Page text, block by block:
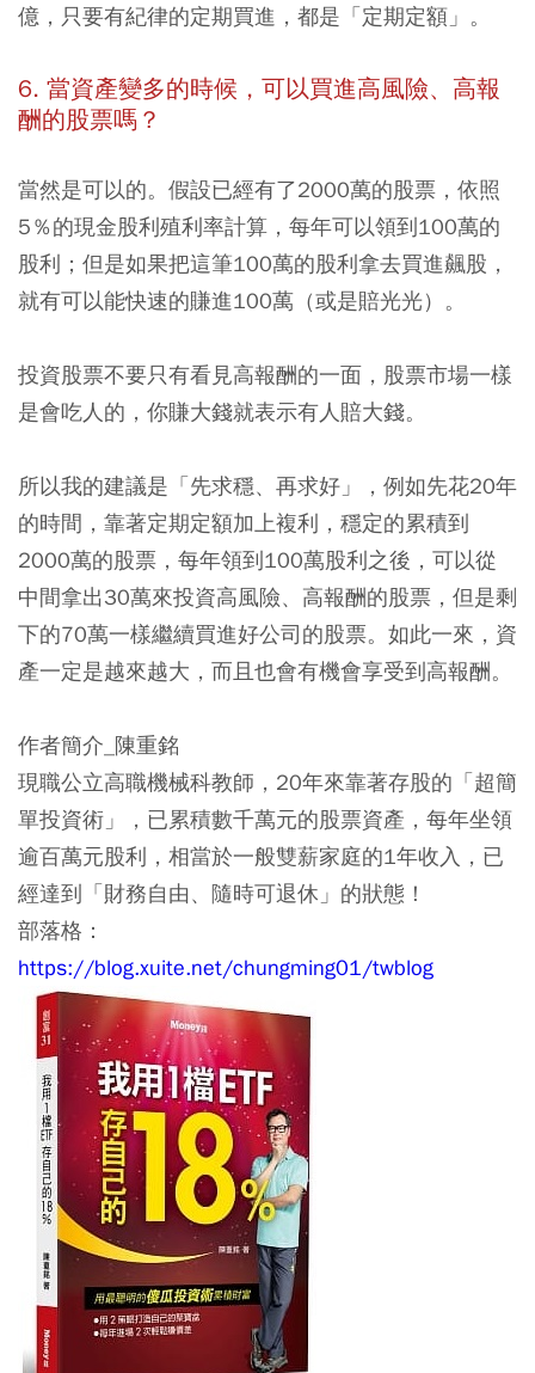
億，只要有紀律的定期買進，都是「定期定額」。
6. 當資產變多的時候，可以買進高風險、高報
酬的股票嗎？
當然是可以的。假設已經有了2000萬的股票，依照
5％的現金股利殖利率計算，每年可以領到100萬的
股利；但是如果把這筆100萬的股利拿去買進飆股，
就有可以能快速的賺進100萬（或是賠光光）。
投資股票不要只有看見高報酬的一面，股票市場一樣
是會吃人的，你賺大錢就表示有人賠大錢。
所以我的建議是「先求穩、再求好」，例如先花20年
的時間，靠著定期定額加上複利，穩定的累積到
2000萬的股票，每年領到100萬股利之後，可以從
中間拿出30萬來投資高風險、高報酬的股票，但是剩
下的70萬一樣繼續買進好公司的股票。如此一來，資
產一定是越來越大，而且也會有機會享受到高報酬。
作者簡介_陳重銘
現職公立高職機械科教師，20年來靠著存股的「超簡
單投資術」，已累積數千萬元的股票資產，每年坐領
逾百萬元股利，相當於一般雙薪家庭的1年收入，已
經達到「財務自由、隨時可退休」的狀態！
部落格：
https://blog.xuite.net/chungming01/twblog